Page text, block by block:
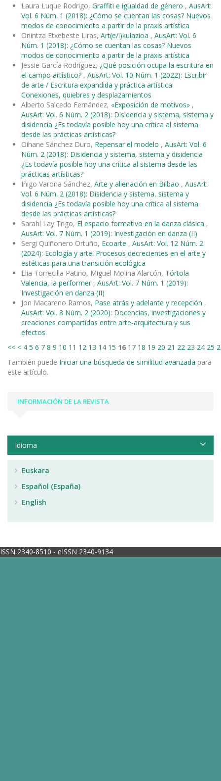
Laura Luque Rodrigo, Graffiti e igualdad de género , AusArt:
Vol. 6 Núm. 1 (2018): ¿Cómo se cuentan las cosas? Nuevos
modos de conocimiento a partir de la praxis artística
Onintza Etxebeste Liras, Art(e/i)kulazioa , AusArt: Vol. 6
Núm. 1 (2018): ¿Cómo se cuentan las cosas? Nuevos
modos de conocimiento a partir de la praxis artística
Jessie García Rodríguez, ¿Qué posición ocupa la escritura en
el campo artístico? , AusArt: Vol. 10 Núm. 1 (2022): Escribir
de arte / Escritura expandida y práctica artística:
Conexiones, quiebres y desplazamientos
Alberto Salcedo Fernández, «Exposición de motivos» ,
AusArt: Vol. 6 Núm. 2 (2018): Disidencia y sistema, sistema y
disidencia ¿Es todavía posible hoy una crítica al sistema
desde las prácticas artísticas?
Oihane Sánchez Duro, Repensar el modelo , AusArt: Vol. 6
Núm. 2 (2018): Disidencia y sistema, sistema y disidencia
¿Es todavía posible hoy una crítica al sistema desde las
prácticas artísticas?
Iñigo Varona Sánchez, Arte y alienación en Bilbao , AusArt:
Vol. 6 Núm. 2 (2018): Disidencia y sistema, sistema y
disidencia ¿Es todavía posible hoy una crítica al sistema
desde las prácticas artísticas?
Sarahí Lay Trigo, El espacio formativo en la danza clásica ,
AusArt: Vol. 7 Núm. 1 (2019): Investigación en danza (II)
Sergi Quiñonero Ortuño, Ecoarte , AusArt: Vol. 12 Núm. 2
(2024): Ecología y arte: Procesos decrecientes en el arte y
estéticas para una transición ecológica
Elia Torrecilla Patiño, Miguel Molina Alarcón, Tórtola
Valencia, la performer , AusArt: Vol. 7 Núm. 1 (2019):
Investigación en danza (II)
Jon Macareno Ramos, Pase atrás y adelante y recepción ,
AusArt: Vol. 8 Núm. 2 (2020): Docencias, investigaciones y
creaciones compartidas entre arte-arquitectura y sus
efectos
<< < 4 5 6 7 8 9 10 11 12 13 14 15 16 17 18 19 20 21 22 23 24 25
También puede Iniciar una búsqueda de similitud avanzada para
este artículo.
INFORMACIÓN DE LA REVISTA
Idioma
Euskara
Español (España)
English
ISSN 2340-8510 - eISSN 2340-9134